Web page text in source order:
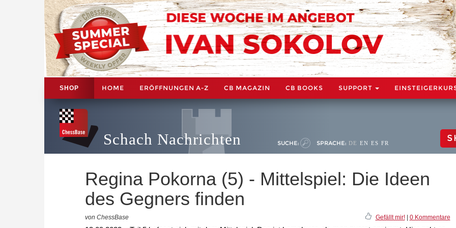
SHOP HOME ERÖFFNUNGEN A-Z CB MAGAZIN CB BOOKS SUPPORT
Schach Nachrichten SUCHE: SPRACHE: DE EN ES FR
Regina Pokorna (5) - Mittelspiel: Die Ideen
des Gegners finden
von ChessBase Gefällt mir!| 0 Kommentare